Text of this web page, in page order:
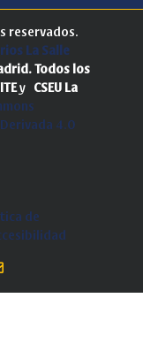
reservados.
La Salle
Todos los
y CSEU La
4.0
de